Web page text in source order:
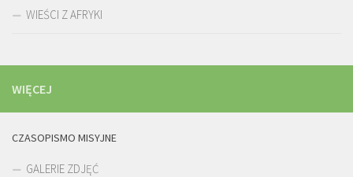
WIEŚCI Z AFRYKI
WIĘCEJ
CZASOPISMO MISYJNE
GALERIE ZDJĘĆ